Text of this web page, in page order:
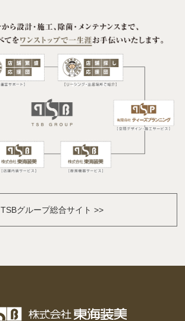
TSBグループ総合サイト >>